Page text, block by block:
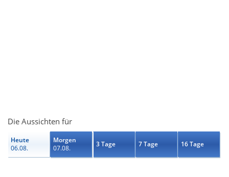
Die Aussichten für
Heute
06.08.
Morgen
07.08.
3 Tage 7 Tage 16 Tage